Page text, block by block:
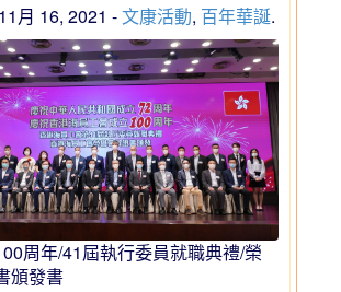
月 16, 2021 -文康活動, 百年華誕.
周年/41屆執行委員就職典禮/榮
頒發書